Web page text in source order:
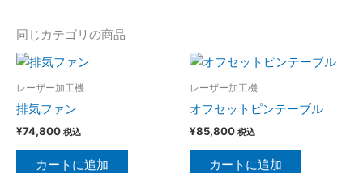
同じカテゴリの商品
レーザー加工機
排気ファン
¥74,800 税込
カートに追加
レーザー加工機
オフセットピンテーブル
¥85,800 税込
カートに追加